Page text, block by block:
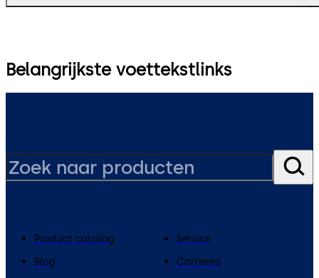
Belangrijkste voettekstlinks
Product catalog
Service
Blog
Carrières